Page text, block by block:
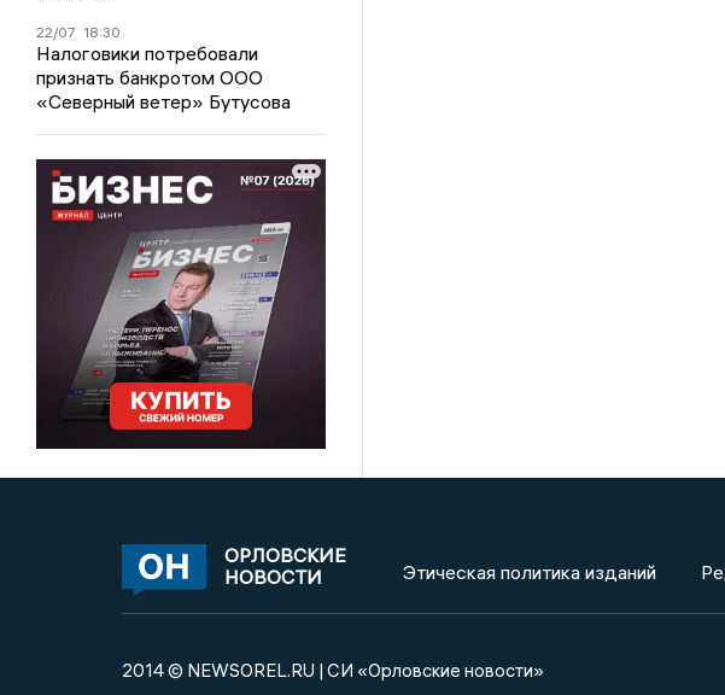
22/07 18:30
Налоговики потребовали
признать банкротом ООО
«Северный ветер» Бутусова
ОРЛОВСКИЕ
НОВОСТИ
Этическая политика изданий
2014 © NEWSOREL.RU | СИ «Орловские новости»